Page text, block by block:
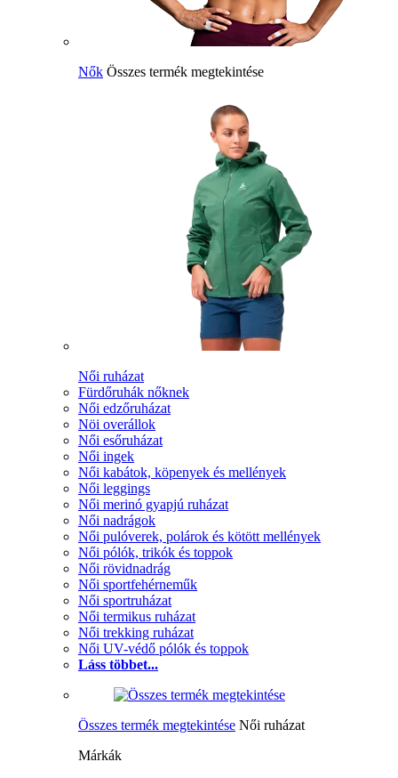
Nők Összes termék megtekintése
Női ruházat
Fürdőruhák nőknek
Női edzőruházat
Nöi overállok
Női esőruházat
Női ingek
Női kabátok, köpenyek és mellények
Női leggings
Női merinó gyapjú ruházat
Női nadrágok
Női pulóverek, polárok és kötött mellények
Női pólók, trikók és toppok
Női rövidnadrág
Női sportfehérneműk
Női sportruházat
Női termikus ruházat
Női trekking ruházat
Női UV-védő pólók és toppok
Láss többet...
Összes termék megtekintése Női ruházat
Márkák